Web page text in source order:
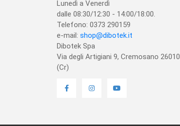
Lunedì a Venerdì
dalle 08:30/12:30 - 14:00/18:00.
Telefono: 0373 290159
e-mail: shop@dibotek.it
Dibotek Spa
Via degli Artigiani 9, Cremosano 26010
(Cr)